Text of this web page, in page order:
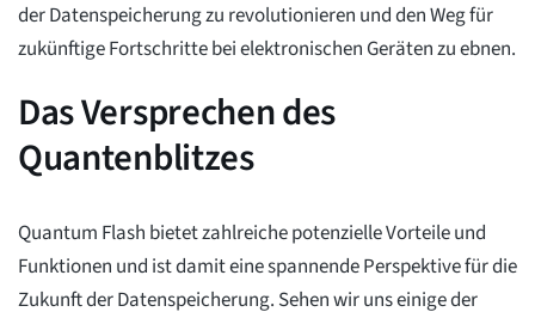
der Datenspeicherung zu revolutionieren und den Weg für
zukünftige Fortschritte bei elektronischen Geräten zu ebnen.
Das Versprechen des
Quantenblitzes
Quantum Flash bietet zahlreiche potenzielle Vorteile und
Funktionen und ist damit eine spannende Perspektive für die
Zukunft der Datenspeicherung. Sehen wir uns einige der